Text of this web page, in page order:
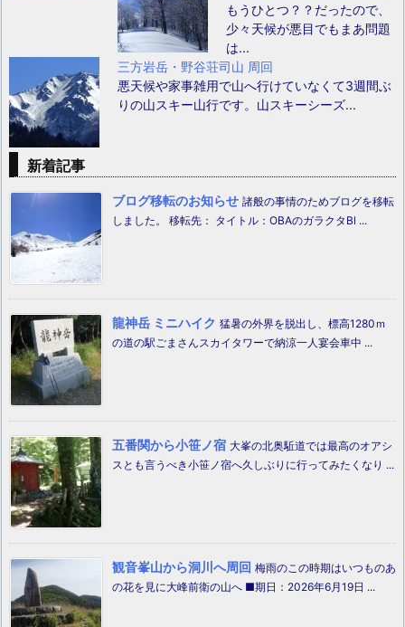
もうひとつ？？だったので、
少々天候が悪目でもまあ問題
は...
三方岩岳・野谷荘司山 周回
悪天候や家事雑用で山へ行けていなくて3週間ぶ
りの山スキー山行です。山スキーシーズ...
新着記事
ブログ移転のお知らせ 諸般の事情のためブログを移転
しました。 移転先： タイトル：OBAのガラクタBl ...
龍神岳 ミニハイク 猛暑の外界を脱出し、標高1280ｍ
の道の駅ごまさんスカイタワーで納涼一人宴会車中 ...
五番関から小笹ノ宿 大峯の北奥駈道では最高のオアシ
スとも言うべき小笹ノ宿へ久しぶりに行ってみたくなり ...
観音峯山から洞川へ周回 梅雨のこの時期はいつものあ
の花を見に大峰前衛の山へ ■期日：2026年6月19日 ...